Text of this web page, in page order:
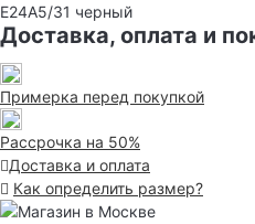
E24A5/31 черный
Доставка, оплата и
Примерка перед покупкой
Рассрочка на 50%
Доставка и оплата
Как определить размер?